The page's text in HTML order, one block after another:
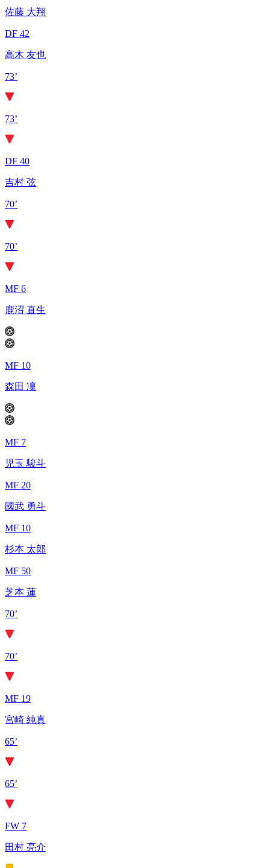
佐藤 大翔
DF 42
高木 友也
73’
73’
DF 40
吉村 弦
70’
70’
MF 6
鹿沼 直生
MF 10
森田 凜
MF 7
児玉 駿斗
MF 20
國武 勇斗
MF 10
杉本 太郎
MF 50
芝本 蓮
70’
70’
MF 19
宮崎 純真
65’
65’
FW 7
田村 亮介